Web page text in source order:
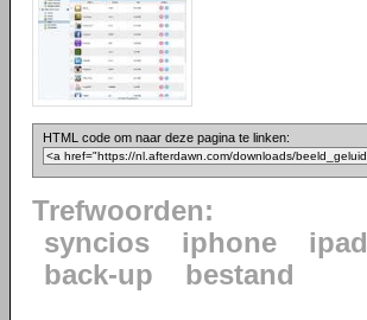
HTML code om naar deze pagina te linken:
Trefwoorden:
syncios
iphone ipad
back-up
bestand